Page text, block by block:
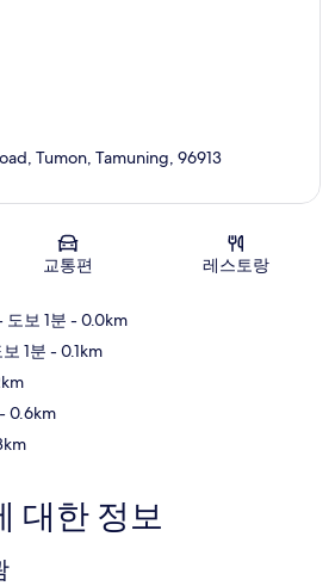
지도
Tumon, Tamuning, 96913
교통편 레스토랑
도보 1분 - 0.0km
1분 - 0.1km
- 0.6km
대한 정보